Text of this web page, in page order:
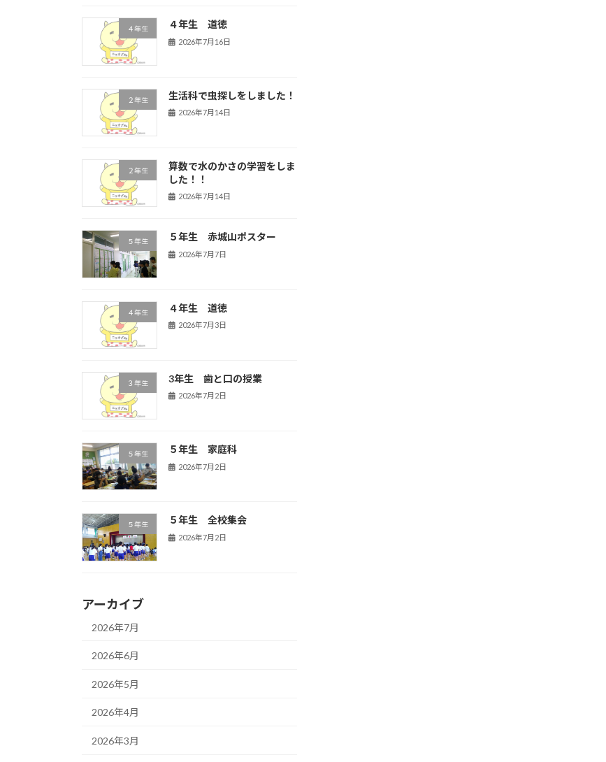
４年生 ４年生 道徳
2026年7月16日
２年生 生活科で虫探しをしました！
2026年7月14日
２年生
算数で水のかさの学習をしま
した！！
2026年7月14日
５年生 ５年生 赤城山ポスター
2026年7月7日
４年生 ４年生 道徳
2026年7月3日
３年生 3年生 歯と口の授業
2026年7月2日
５年生 ５年生 家庭科
2026年7月2日
５年生 ５年生 全校集会
2026年7月2日
アーカイブ
2026年7月
2026年6月
2026年5月
2026年4月
2026年3月